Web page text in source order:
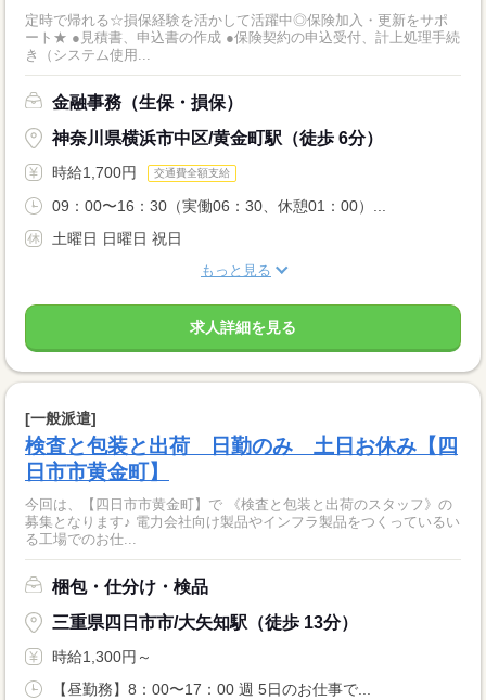
定時で帰れる☆損保経験を活かして活躍中◎保険加入・更新をサポ
ート★ ●見積書、申込書の作成 ●保険契約の申込受付、計上処理手続
き（システム使用...
金融事務（生保・損保）
神奈川県横浜市中区/黄金町駅（徒歩 6分）
時給1,700円 交通費全額支給
09：00〜16：30（実働06：30、休憩01：00）...
土曜日 日曜日 祝日
もっと見る
求人詳細を見る
[一般派遣]
検査と包装と出荷 日勤のみ 土日お休み【四
日市市黄金町】
今回は、【四日市市黄金町】で 《検査と包装と出荷のスタッフ》の
募集となります♪ 電力会社向け製品やインフラ製品をつくっているい
る工場でのお仕...
梱包・仕分け・検品
三重県四日市市/大矢知駅（徒歩 13分）
時給1,300円～
【昼勤務】8：00〜17：00 週 5日のお仕事で...